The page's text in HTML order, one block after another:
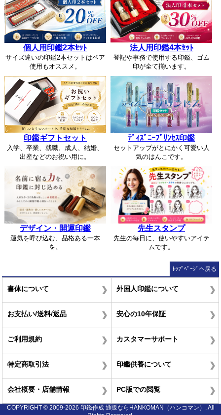
個人用印鑑2本ｾｯﾄ
サイズ違いの印鑑2本セットはペア
使用もオススメ。
法人用印鑑4本ｾｯﾄ
登記や事務で使用する印鑑、ゴム
印が全て揃います。
印鑑ギフトセット
入学、卒業、就職、成人、結婚、
出産などのお祝い用に。
ﾃﾞｨｽﾞﾆｰﾌﾟﾘﾝｾｽ印鑑
セットアップがとにかく可愛い人
気のはんこです。
デザイン・開運印鑑
運気を呼び込む、品格ある一本
を。
先生スタンプ
先生の毎日に、使いやすいアイテ
ムです。
ﾄｯﾌﾟﾍﾟｰｼﾞへ戻る
書体について 外国人印鑑について
お支払い/送料/返品 安心の10年保証
ご利用規約 カスタマーサポート
特定商取引法 印鑑供養について
会社概要・店舗情報 PC版での閲覧
COPYRIGHT © 2009-2026 印鑑作成 通販ならHANKOMAN（ハンコマン）. All